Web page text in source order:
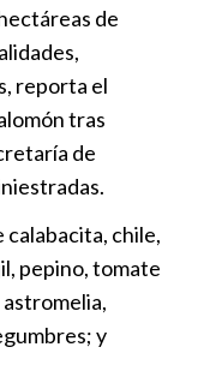
de
reporta el
tras
de
chile,
pepino, tomate
y